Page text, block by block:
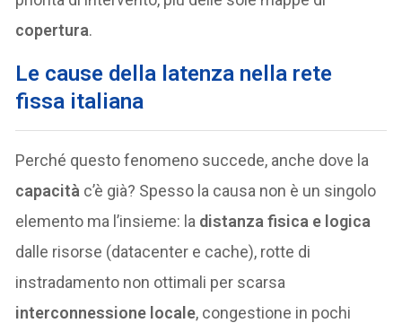
copertura.
Le cause della latenza nella rete
fissa italiana
Perché questo fenomeno succede, anche dove la
capacità c’è già? Spesso la causa non è un singolo
elemento ma l’insieme: la distanza fisica e logica
dalle risorse (datacenter e cache), rotte di
instradamento non ottimali per scarsa
interconnessione locale, congestione in pochi